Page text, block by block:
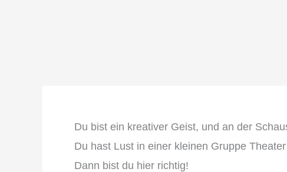
Du bist ein kreativer Geist, und an der
Du hast Lust in einer kleinen Gruppe
Dann bist du hier richtig!